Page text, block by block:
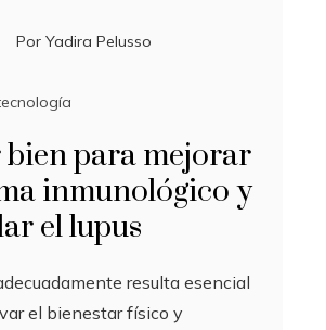
Por Yadira Pelusso
para mejorar
inmunológico y
el lupus
resulta esencial
el bienestar físico y